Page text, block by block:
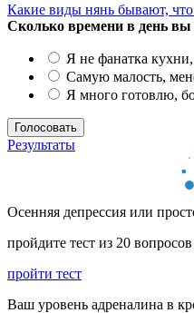
Какие виды нянь бывают, что
Сколько времени в день вы
Я не фанатка
Самую малость,
Я много готовлю,
Результаты
Осенняя депрессия или
пройдите тест из 20 вопросов
пройти тест
Ваш уровень адреналина в